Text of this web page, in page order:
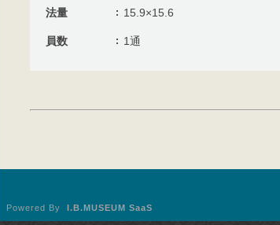
法量 15.9×15.6
員数 1通
Powered By I.B.MUSEUM SaaS